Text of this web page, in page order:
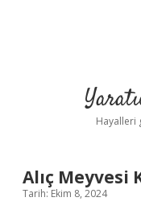
Hayalleri
Alıç Meyvesi
Tarih: Ekim 8, 2024